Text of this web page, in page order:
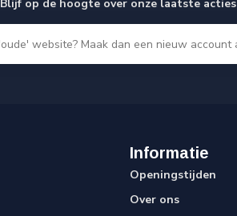
Blijf op de hoogte over onze laatste acties
Informatie
Openingstijden
Over ons